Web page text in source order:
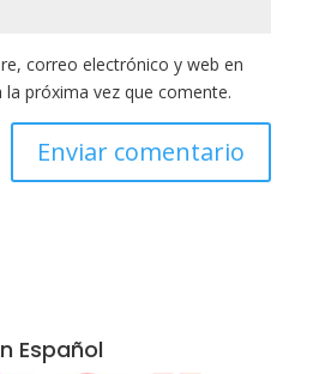
correo electrónico y web en
próxima vez que comente.
Español